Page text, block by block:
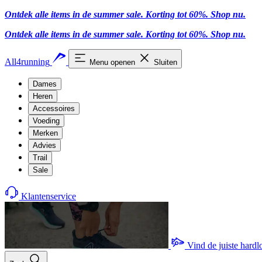
Ontdek alle items in de summer sale. Korting tot 60%. Shop nu.
Ontdek alle items in de summer sale. Korting tot 60%. Shop nu.
All4running Menu openen Sluiten
Dames
Heren
Accessoires
Voeding
Merken
Advies
Trail
Sale
Klantenservice
Vind de juiste